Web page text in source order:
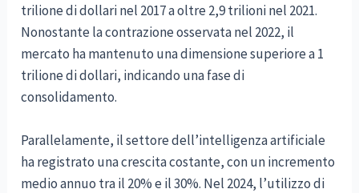
trilione di dollari nel 2017 a oltre 2,9 trilioni nel 2021.
Nonostante la contrazione osservata nel 2022, il
mercato ha mantenuto una dimensione superiore a 1
trilione di dollari, indicando una fase di
consolidamento.
Parallelamente, il settore dell’intelligenza artificiale
ha registrato una crescita costante, con un incremento
medio annuo tra il 20% e il 30%. Nel 2024, l’utilizzo di